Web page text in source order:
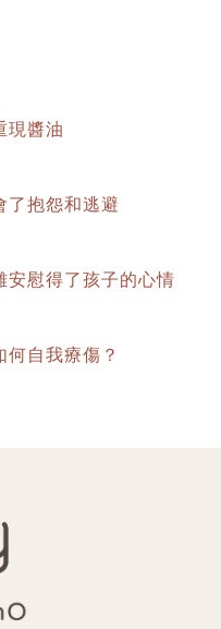
現醬油
了抱怨和逃避
安慰得了孩子的心情
自我療傷？